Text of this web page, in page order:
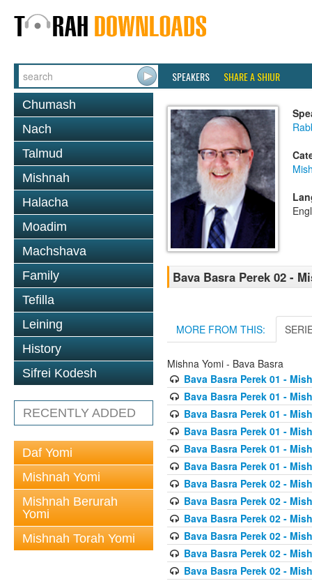
SPEAKERS SHARE A SHIUR
Chumash
Nach
Talmud
Mishnah
Halacha
Moadim
Machshava
Family
Tefilla
Leining
History
Sifrei Kodesh
RECENTLY ADDED
Daf Yomi
Mishnah Yomi
Mishnah Berurah
Yomi
Mishnah Torah Yomi
Bava Basra Perek 02 -
MORE FROM THIS:
Mishna Yomi - Bava Basra
Bava Basra Perek 01 -
Bava Basra Perek 01 -
Bava Basra Perek 01 -
Bava Basra Perek 01 -
Bava Basra Perek 01 -
Bava Basra Perek 01 -
Bava Basra Perek 02 -
Bava Basra Perek 02 -
Bava Basra Perek 02 -
Bava Basra Perek 02 -
Bava Basra Perek 02 -
Bava Basra Perek 02 -